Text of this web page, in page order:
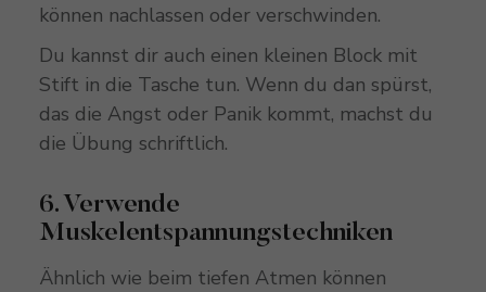
können nachlassen oder verschwinden.
Du kannst dir auch einen kleinen Block mit
Stift in die Tasche tun. Wenn du dan spürst,
das die Angst oder Panik kommt, machst du
die Übung schriftlich.
6. Verwende
Muskelentspannungstechniken
Ähnlich wie beim tiefen Atmen können